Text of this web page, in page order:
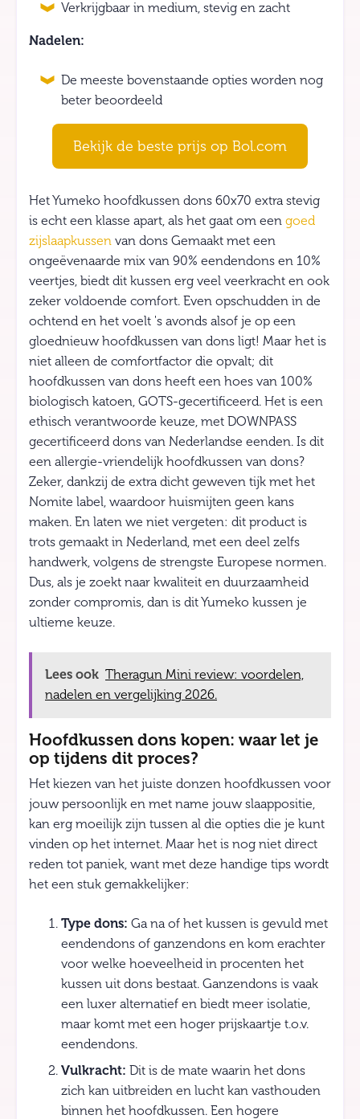
Verkrijgbaar in medium, stevig en zacht
Nadelen:
De meeste bovenstaande opties worden nog
beter beoordeeld
Bekijk de beste prijs op Bol.com
Het Yumeko hoofdkussen dons 60x70 extra stevig
is echt een klasse apart, als het gaat om een goed
zijslaapkussen van dons Gemaakt met een
ongeëvenaarde mix van 90% eendendons en 10%
veertjes, biedt dit kussen erg veel veerkracht en ook
zeker voldoende comfort. Even opschudden in de
ochtend en het voelt 's avonds alsof je op een
gloednieuw hoofdkussen van dons ligt! Maar het is
niet alleen de comfortfactor die opvalt; dit
hoofdkussen van dons heeft een hoes van 100%
biologisch katoen, GOTS-gecertificeerd. Het is een
ethisch verantwoorde keuze, met DOWNPASS
gecertificeerd dons van Nederlandse eenden. Is dit
een allergie-vriendelijk hoofdkussen van dons?
Zeker, dankzij de extra dicht geweven tijk met het
Nomite label, waardoor huismijten geen kans
maken. En laten we niet vergeten: dit product is
trots gemaakt in Nederland, met een deel zelfs
handwerk, volgens de strengste Europese normen.
Dus, als je zoekt naar kwaliteit en duurzaamheid
zonder compromis, dan is dit Yumeko kussen je
ultieme keuze.
Lees ook Theragun Mini review: voordelen,
nadelen en vergelijking 2026.
Hoofdkussen dons kopen: waar let je
op tijdens dit proces?
Het kiezen van het juiste donzen hoofdkussen voor
jouw persoonlijk en met name jouw slaappositie,
kan erg moeilijk zijn tussen al die opties die je kunt
vinden op het internet. Maar het is nog niet direct
reden tot paniek, want met deze handige tips wordt
het een stuk gemakkelijker:
Type dons: Ga na of het kussen is gevuld met
eendendons of ganzendons en kom erachter
voor welke hoeveelheid in procenten het
kussen uit dons bestaat. Ganzendons is vaak
een luxer alternatief en biedt meer isolatie,
maar komt met een hoger prijskaartje t.o.v.
eendendons.
Vulkracht: Dit is de mate waarin het dons
zich kan uitbreiden en lucht kan vasthouden
binnen het hoofdkussen. Een hogere